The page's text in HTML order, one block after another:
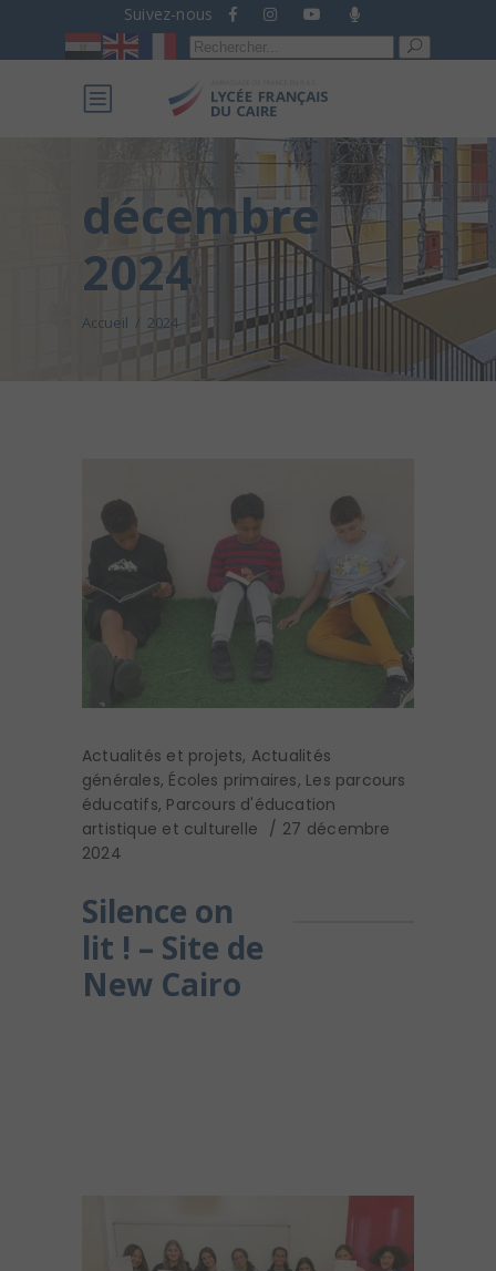
Suivez-nous
Recherche
pour :
décembre
2024
Accueil / 2024
Actualités et projets, Actualités
générales, Écoles primaires, Les parcours
éducatifs, Parcours d'éducation
artistique et culturelle
27 décembre
2024
Silence on
lit ! – Site de
New Cairo